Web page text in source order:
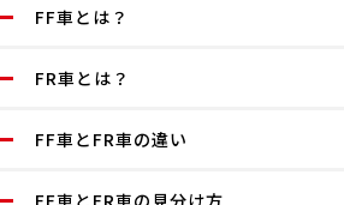
FF車とは？
FR車とは？
FF車とFR車の違い